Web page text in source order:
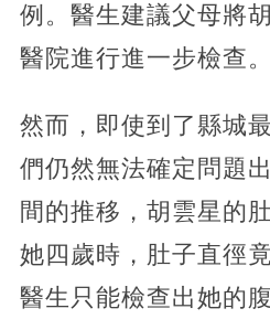
例。醫生建議父母將
醫院進行進一步檢查。
然而，即使到了縣城
們仍然無法確定問題
間的推移，胡雲星的
她四歲時，肚子直徑
醫生只能檢查出她的